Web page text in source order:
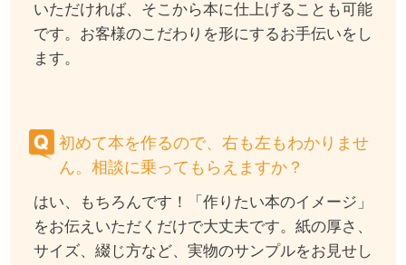
いただければ、そこから本に仕上げることも可能
です。お客様のこだわりを形にするお手伝いをし
ます。
初めて本を作るので、右も左もわかりませ
ん。相談に乗ってもらえますか？
はい、もちろんです！「作りたい本のイメージ」
をお伝えいただくだけで大丈夫です。紙の厚さ、
サイズ、綴じ方など、実物のサンプルをお見せし